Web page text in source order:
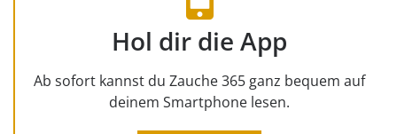
Hol dir die App
Ab sofort kannst du Zauche 365 ganz bequem auf
deinem Smartphone lesen.